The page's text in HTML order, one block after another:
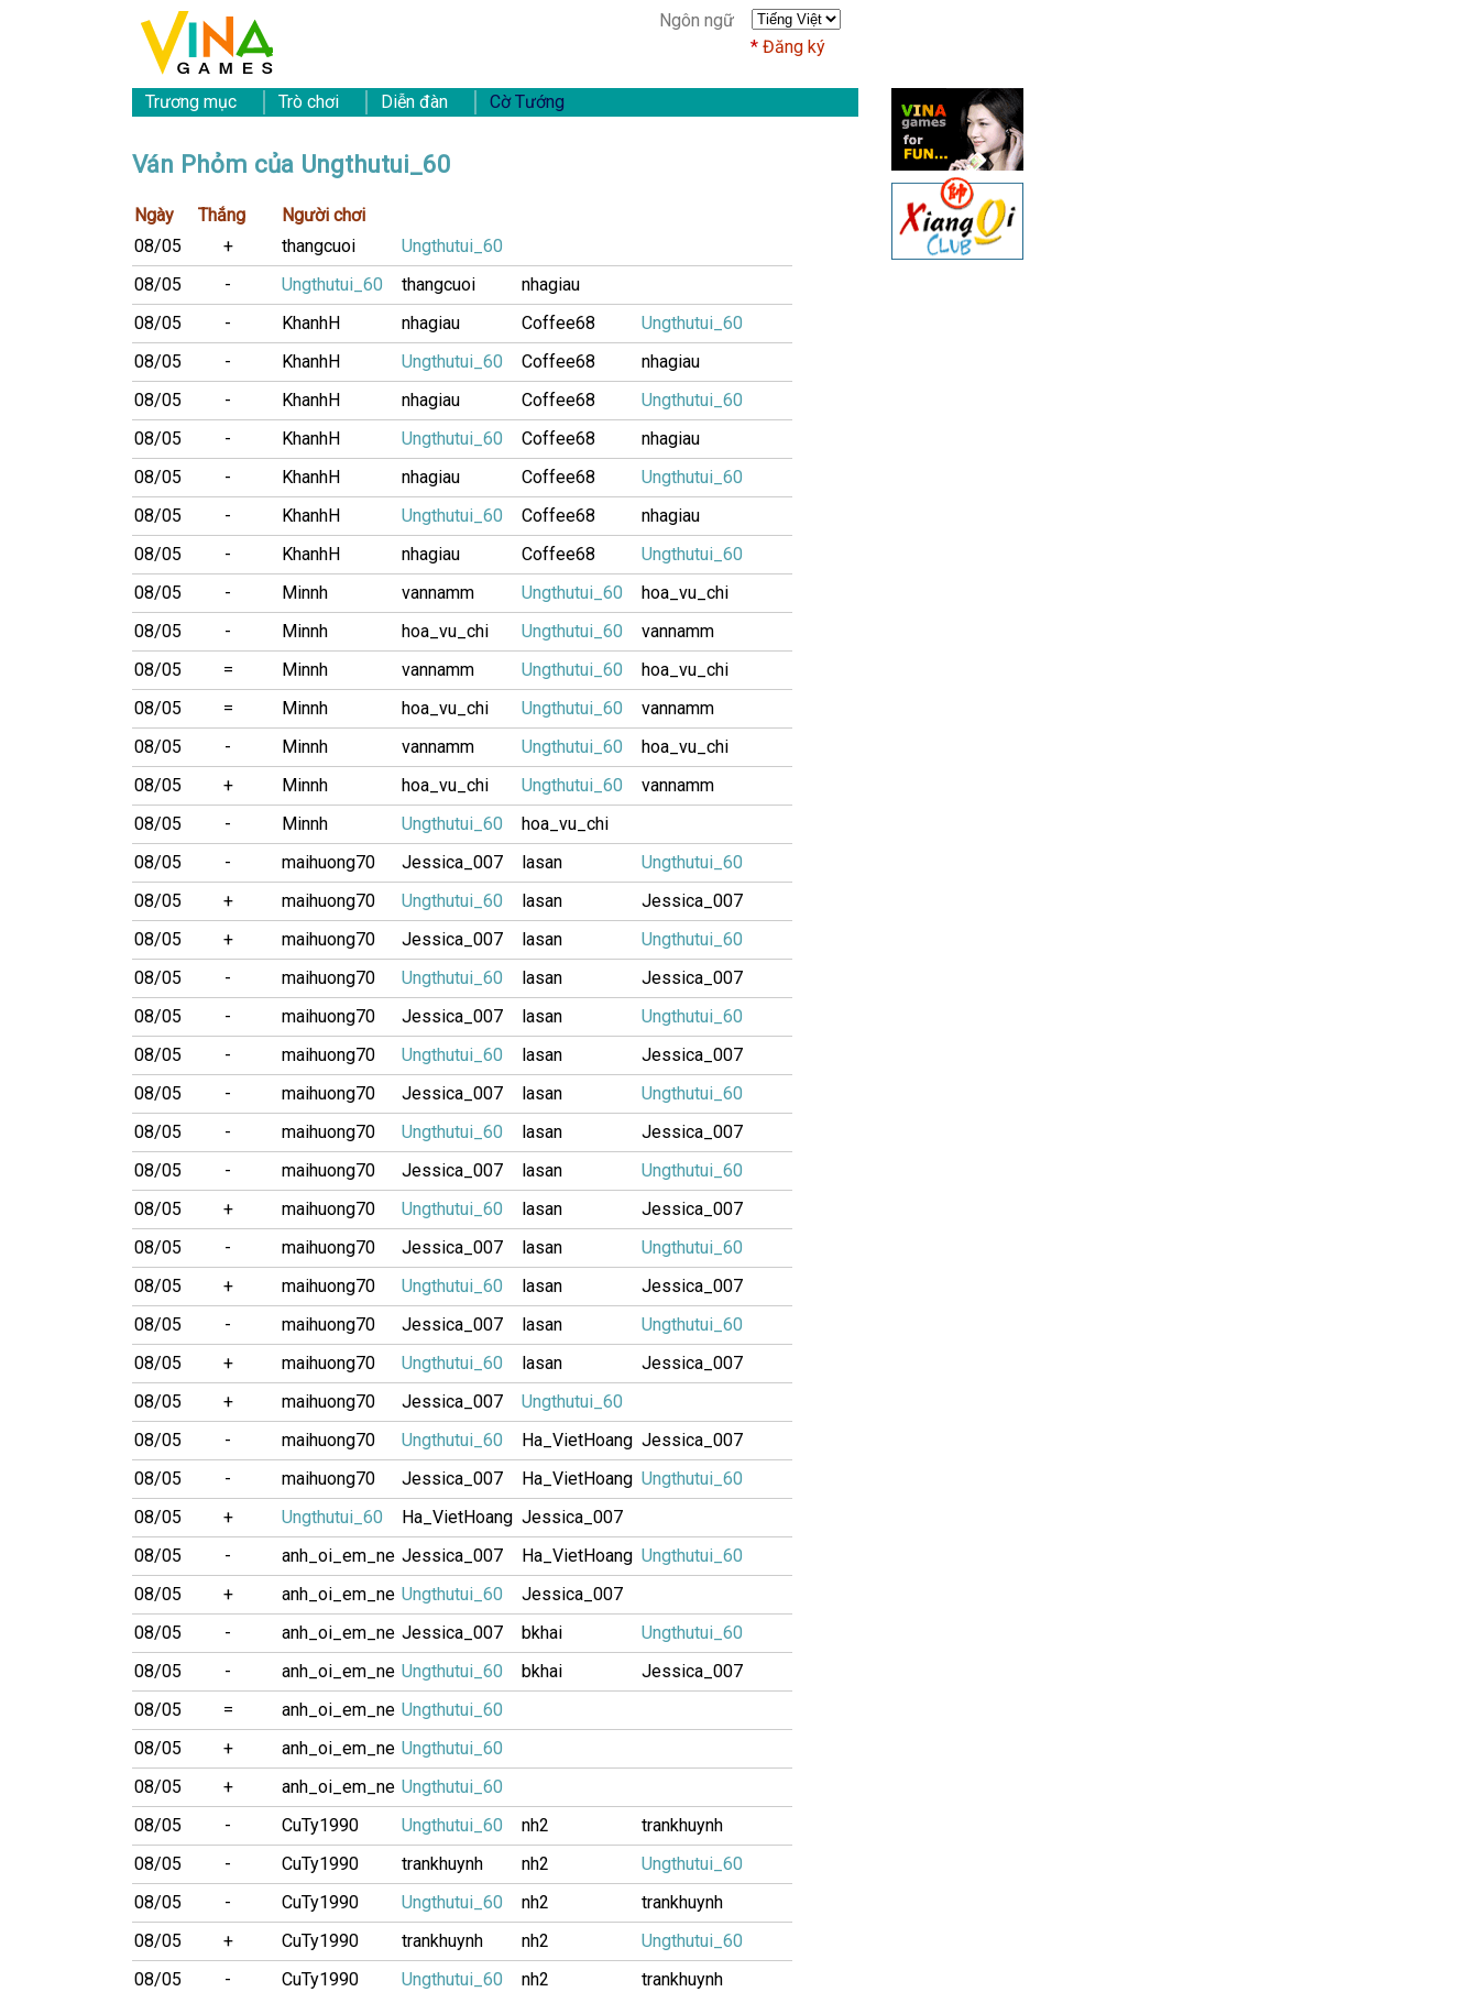
Ngôn ngữ
Đăng ký
Trương mục Trò chơi Diễn đàn Cờ Tướng
Ván Phỏm của Ungthutui_60
Ngày Thắng
Người chơi
08/05
+ thangcuoi
Ungthutui_60
08/05
- Ungthutui_60 thangcuoi
nhagiau
08/05
- KhanhH nhagiau Coffee68
Ungthutui_60
08/05
- KhanhH Ungthutui_60 Coffee68
nhagiau
08/05
- KhanhH nhagiau Coffee68
Ungthutui_60
08/05
- KhanhH Ungthutui_60 Coffee68
nhagiau
08/05
- KhanhH nhagiau Coffee68
Ungthutui_60
08/05
- KhanhH Ungthutui_60 Coffee68
nhagiau
08/05
- KhanhH nhagiau Coffee68
Ungthutui_60
08/05
- Minnh vannamm Ungthutui_60
hoa_vu_chi
08/05
- Minnh hoa_vu_chi Ungthutui_60
vannamm
08/05
= Minnh vannamm Ungthutui_60
hoa_vu_chi
08/05
= Minnh hoa_vu_chi Ungthutui_60
vannamm
08/05
- Minnh vannamm Ungthutui_60
hoa_vu_chi
08/05
+ Minnh hoa_vu_chi Ungthutui_60
vannamm
08/05
- Minnh Ungthutui_60
hoa_vu_chi
08/05
- maihuong70 Jessica_007 lasan
Ungthutui_60
08/05
+ maihuong70 Ungthutui_60 lasan
Jessica_007
08/05
+ maihuong70 Jessica_007 lasan
Ungthutui_60
08/05
- maihuong70 Ungthutui_60 lasan
Jessica_007
08/05
- maihuong70 Jessica_007 lasan
Ungthutui_60
08/05
- maihuong70 Ungthutui_60 lasan
Jessica_007
08/05
- maihuong70 Jessica_007 lasan
Ungthutui_60
08/05
- maihuong70 Ungthutui_60 lasan
Jessica_007
08/05
- maihuong70 Jessica_007 lasan
Ungthutui_60
08/05
+ maihuong70 Ungthutui_60 lasan
Jessica_007
08/05
- maihuong70 Jessica_007 lasan
Ungthutui_60
08/05
+ maihuong70 Ungthutui_60 lasan
Jessica_007
08/05
- maihuong70 Jessica_007 lasan
Ungthutui_60
08/05
+ maihuong70 Ungthutui_60 lasan
Jessica_007
08/05
+ maihuong70 Jessica_007
Ungthutui_60
08/05
- maihuong70 Ungthutui_60 Ha_VietHoang Jessica_007
08/05
- maihuong70 Jessica_007 Ha_VietHoang Ungthutui_60
08/05
+ Ungthutui_60 Ha_VietHoang Jessica_007
08/05
- anh_oi_em_ne Jessica_007 Ha_VietHoang Ungthutui_60
08/05
+ anh_oi_em_ne Ungthutui_60
Jessica_007
08/05
- anh_oi_em_ne Jessica_007 bkhai
Ungthutui_60
08/05
- anh_oi_em_ne Ungthutui_60 bkhai
Jessica_007
08/05
= anh_oi_em_ne Ungthutui_60
08/05
+ anh_oi_em_ne Ungthutui_60
08/05
+ anh_oi_em_ne Ungthutui_60
08/05
- CuTy1990 Ungthutui_60 nh2
trankhuynh
08/05
- CuTy1990 trankhuynh nh2
Ungthutui_60
08/05
- CuTy1990 Ungthutui_60 nh2
trankhuynh
08/05
+ CuTy1990 trankhuynh nh2
Ungthutui_60
08/05
- CuTy1990 Ungthutui_60 nh2
trankhuynh